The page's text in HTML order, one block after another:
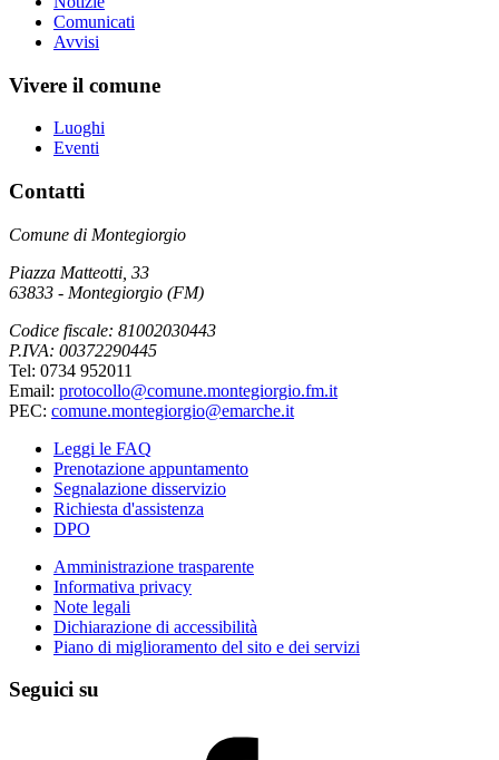
Comunicati
Avvisi
Vivere il comune
Luoghi
Eventi
Contatti
Comune di Montegiorgio
Piazza Matteotti, 33
63833 - Montegiorgio (FM)
Codice fiscale: 81002030443
P.IVA: 00372290445
Tel: 0734 952011
Email: protocollo@comune.montegiorgio.fm.it
PEC: comune.montegiorgio@emarche.it
Leggi le FAQ
Prenotazione appuntamento
Segnalazione disservizio
Richiesta d'assistenza
DPO
Amministrazione trasparente
Informativa privacy
Note legali
Dichiarazione di accessibilità
Piano di miglioramento del sito e dei servizi
Seguici su